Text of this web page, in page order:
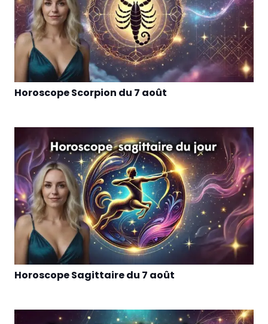
Horoscope Scorpion du 7 août
Horoscope Sagittaire du 7 août